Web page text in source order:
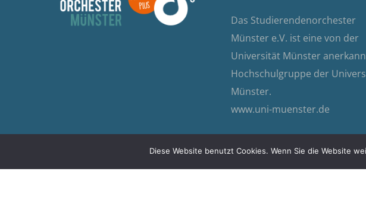
Das Studierendenorchester
Münster e.V. ist eine von der
Universität Münster
Hochschulgruppe der
Münster.
www.uni-muenster.de
Diese Website benutzt Cookies. Wenn Sie die Website